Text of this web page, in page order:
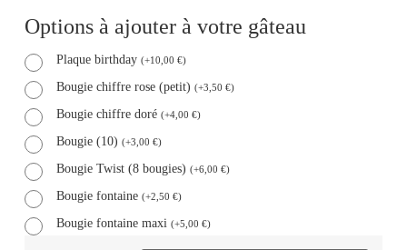
Options à ajouter à votre gâteau
Plaque birthday (+10,00 €)
Bougie chiffre rose (petit) (+3,50 €)
Bougie chiffre doré (+4,00 €)
Bougie (10) (+3,00 €)
Bougie Twist (8 bougies) (+6,00 €)
Bougie fontaine (+2,50 €)
Bougie fontaine maxi (+5,00 €)